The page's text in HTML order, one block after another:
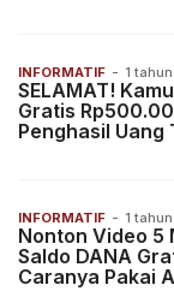
INFORMATIF - 1
SELAMAT!
Gratis
Penghasil
INFORMATIF - 1
Nonton Video 5
Saldo DANA
Caranya Pakai